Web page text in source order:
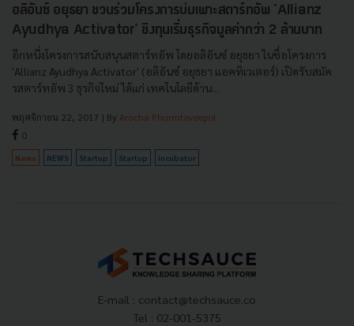
อลิอันซ์ อยุธยา ชวนร่วมโครงการบ่มเพาะสตาร์ทอัพ 'Allianz
Ayudhya Activator' ชิงทุนเริ่มธุรกิจมูลค่ากว่า 2 ล้านบาท
อีกหนึ่งโครงการสนับสนุนสตาร์ทอัพ โดยอลิอันซ์ อยุธยา ในชื่อโครงการ
'Allianz Ayudhya Activator' (อลิอันซ์ อยุธยา แอคทิเวเตอร์) เปิดรับสมัค
รสตาร์ทอัพ 3 ธุรกิจใหม่ ได้แก่ เทคโนโลยีด้าน...
พฤศจิกายน 22, 2017 | By Arocha Phurmtaveepol
0
News NEWS Startup Startup Incubator
E-mail : contact@techsauce.co
Tel : 02-001-5375